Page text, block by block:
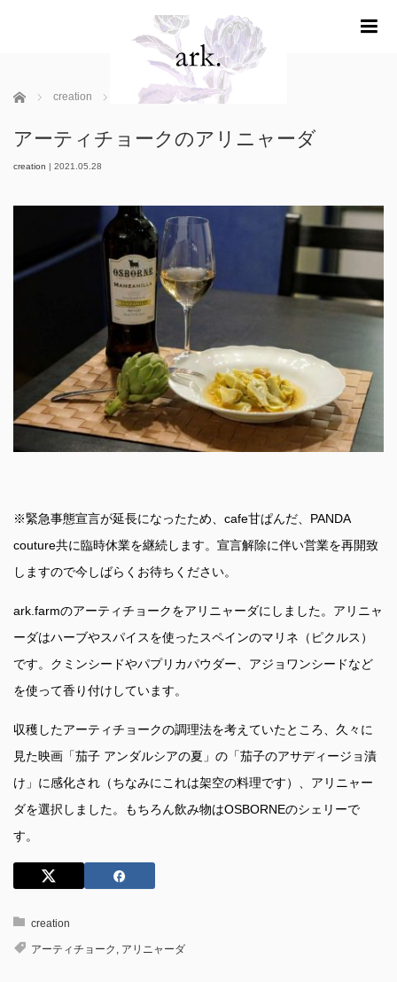
ホーム creation アーティチョークのアリニャーダ
アーティチョークのアリニャーダ
creation | 2021.05.28
※緊急事態宣言が延長になったため、cafe甘ぱんだ、PANDA
couture共に臨時休業を継続します。宣言解除に伴い営業を再開致
しますので今しばらくお待ちください。
ark.farmのアーティチョークをアリニャーダにしました。アリニャ
ーダはハーブやスパイスを使ったスペインのマリネ（ピクルス）
です。クミンシードやパプリカパウダー、アジョワンシードなど
を使って香り付けしています。
収穫したアーティチョークの調理法を考えていたところ、久々に
見た映画「茄子 アンダルシアの夏」の「茄子のアサディージョ漬
け」に感化され（ちなみにこれは架空の料理です）、アリニャー
ダを選択しました。もちろん飲み物はOSBORNEのシェリーで
す。
creation
アーティチョーク , アリニャーダ